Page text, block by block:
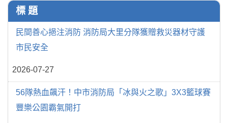
標 題
民間善心挹注消防 消防局大里分隊獲贈救災器材守護
市民安全
2026-07-27
56隊熱血飆汗！中市消防局「冰與火之歌」3X3籃球賽
豐樂公園霸氣開打